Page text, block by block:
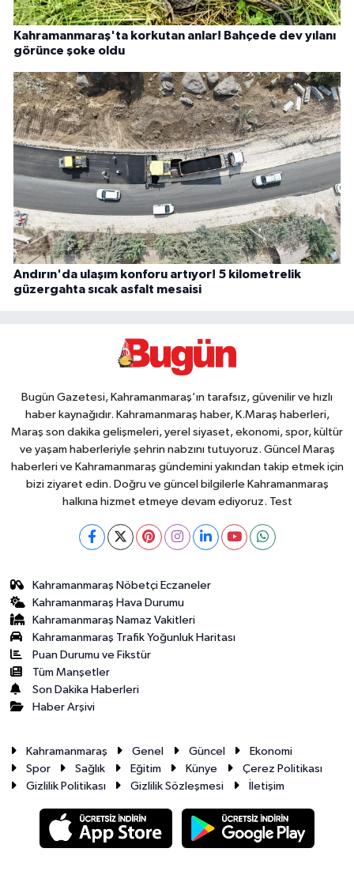
Kahramanmaraş'ta korkutan anlar! Bahçede dev yılanı
görünce şoke oldu
Andırın'da ulaşım konforu artıyor! 5 kilometrelik
güzergahta sıcak asfalt mesaisi
Bugün Gazetesi, Kahramanmaraş’ın tarafsız, güvenilir ve hızlı
haber kaynağıdır. Kahramanmaraş haber, K.Maraş haberleri,
Maraş son dakika gelişmeleri, yerel siyaset, ekonomi, spor, kültür
ve yaşam haberleriyle şehrin nabzını tutuyoruz. Güncel Maraş
haberleri ve Kahramanmaraş gündemini yakından takip etmek için
bizi ziyaret edin. Doğru ve güncel bilgilerle Kahramanmaraş
halkına hizmet etmeye devam ediyoruz. Test
Kahramanmaraş Nöbetçi Eczaneler
Kahramanmaraş Hava Durumu
Kahramanmaraş Namaz Vakitleri
Kahramanmaraş Trafik Yoğunluk Haritası
Puan Durumu ve Fikstür
Tüm Manşetler
Son Dakika Haberleri
Haber Arşivi
Kahramanmaraş Genel Güncel
Ekonomi
Spor
Sağlık Eğitim Künye
Çerez Politikası
Gizlilik Politikası
Gizlilik Sözleşmesi İletişim